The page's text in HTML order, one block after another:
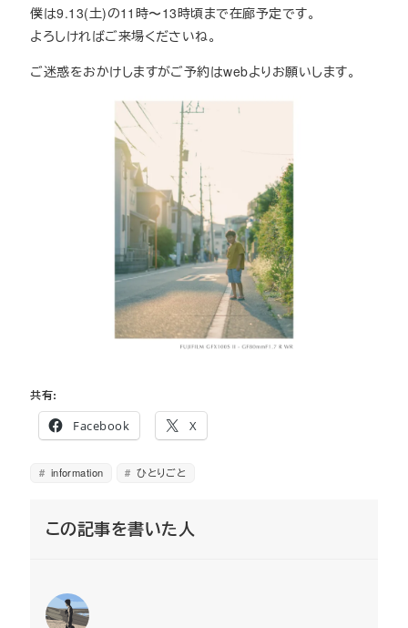
僕は9.13(土)の11時〜13時頃まで在廊予定です。
よろしければご来場くださいね。
ご迷惑をおかけしますがご予約はwebよりお願いします。
共有:
Facebook
X
information ひとりごと
この記事を書いた人